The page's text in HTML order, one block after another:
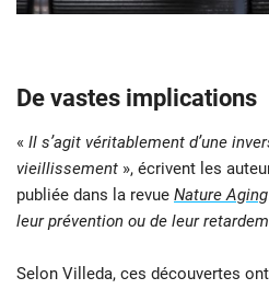
De vastes implications
« Il s’agit véritablement d’une
vieillissement », écrivent les
publiée dans la revue Nature Aging
leur prévention ou de leur
Selon Villeda, ces découvertes